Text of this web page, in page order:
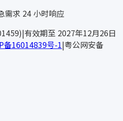
需求 24 小时响应
|有效期至 2027年12月26日
备16014839号-1|粤公网安备